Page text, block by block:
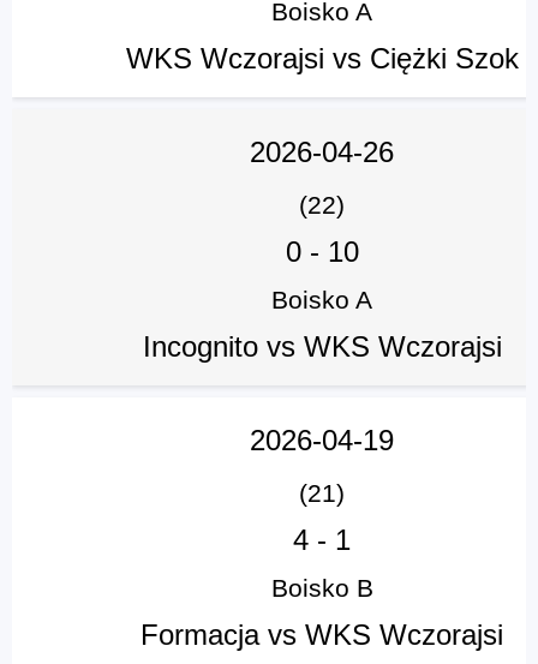
Boisko A
WKS Wczorajsi vs Ciężki Szok
2026-04-26
(22)
0- 10
Boisko A
Incognito vs WKS Wczorajsi
2026-04-19
(21)
4 - 1
Boisko B
Formacja vs WKS Wczorajsi